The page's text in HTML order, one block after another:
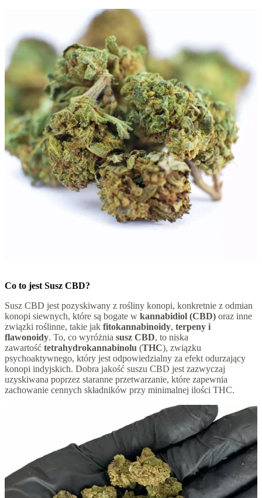
Co to jest Susz CBD?
Susz CBD jest pozyskiwany z rośliny konopi, konkretnie z odmian
konopi siewnych, które są bogate w kannabidiol (CBD) oraz inne
związki roślinne, takie jak fitokannabinoidy, terpeny i
flawonoidy. To, co wyróżnia susz CBD, to niska
zawartość tetrahydrokannabinolu (THC), związku
psychoaktywnego, który jest odpowiedzialny za efekt odurzający
konopi indyjskich. Dobra jakość suszu CBD jest zazwyczaj
uzyskiwana poprzez staranne przetwarzanie, które zapewnia
zachowanie cennych składników przy minimalnej ilości THC.